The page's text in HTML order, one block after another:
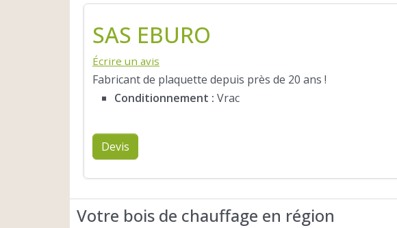
SAS EBURO
Écrire un avis
Fabricant de plaquette depuis près de 20 ans !
Conditionnement : Vrac
Devis
Votre bois de chauffage en région